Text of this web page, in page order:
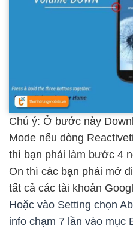
Chú ý: Ở bước này
Mode nếu dòng
thì bạn phải làm bước 4
On thì các bạn phải mở
tất cả các tài khoản
Hoặc vào Setting chọn
info chạm 7 lần vào mục